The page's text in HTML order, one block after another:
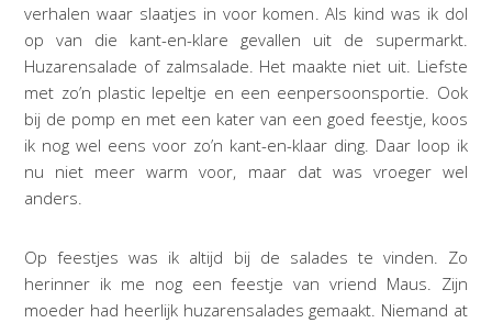
verhalen waar slaatjes in voor komen. Als kind was ik dol
op van die kant-en-klare gevallen uit de supermarkt.
Huzarensalade of zalmsalade. Het maakte niet uit. Liefste
met zo’n plastic lepeltje en een eenpersoonsportie. Ook
bij de pomp en met een kater van een goed feestje, koos
ik nog wel eens voor zo’n kant-en-klaar ding. Daar loop ik
nu niet meer warm voor, maar dat was vroeger wel
anders.
Op feestjes was ik altijd bij de salades te vinden. Zo
herinner ik me nog een feestje van vriend Maus. Zijn
moeder had heerlijk huzarensalades gemaakt. Niemand at